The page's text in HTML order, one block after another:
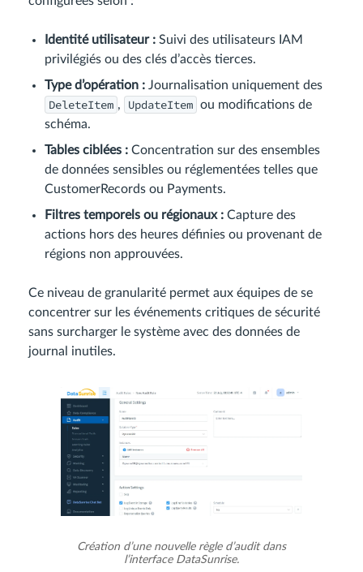
Identité utilisateur : Suivi des utilisateurs IAM
privilégiés ou des clés d’accès tierces.
Type d’opération : Journalisation uniquement des
DeleteItem , UpdateItem ou modifications de
schéma.
Tables ciblées : Concentration sur des ensembles
de données sensibles ou réglementées telles que
CustomerRecords ou Payments.
Filtres temporels ou régionaux : Capture des
actions hors des heures définies ou provenant de
régions non approuvées.
Ce niveau de granularité permet aux équipes de se
concentrer sur les événements critiques de sécurité
sans surcharger le système avec des données de
journal inutiles.
Création d’une nouvelle règle d’audit dans
l’interface DataSunrise.